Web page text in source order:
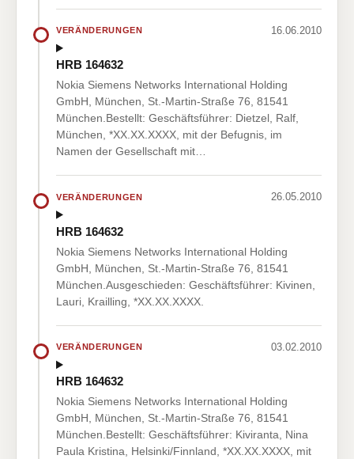
VERÄNDERUNGEN 16.06.2010
HRB 164632
Nokia Siemens Networks International Holding
GmbH, München, St.-Martin-Straße 76, 81541
München.Bestellt: Geschäftsführer: Dietzel, Ralf,
München, *XX.XX.XXXX, mit der Befugnis, im
Namen der Gesellschaft mit…
VERÄNDERUNGEN 26.05.2010
HRB 164632
Nokia Siemens Networks International Holding
GmbH, München, St.-Martin-Straße 76, 81541
München.Ausgeschieden: Geschäftsführer: Kivinen,
Lauri, Krailling, *XX.XX.XXXX.
VERÄNDERUNGEN 03.02.2010
HRB 164632
Nokia Siemens Networks International Holding
GmbH, München, St.-Martin-Straße 76, 81541
München.Bestellt: Geschäftsführer: Kiviranta, Nina
Paula Kristina, Helsinki/Finnland, *XX.XX.XXXX, mit